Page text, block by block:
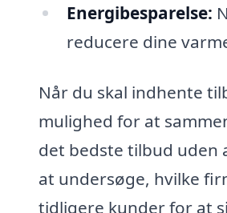
Energibesparelse:
reducere dine
Når du skal indhente
mulighed for at
det bedste tilbud uden
at undersøge, hvilke
tidligere kunder for at